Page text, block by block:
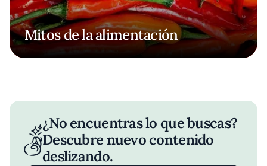
Mitos de la alimentación
¿No encuentras lo que buscas?
Descubre nuevo contenido
deslizando.